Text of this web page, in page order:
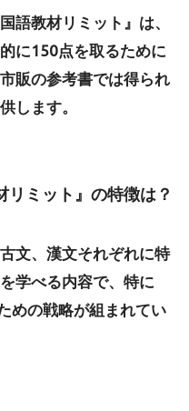
語教材リミット』は、
に150点を取るために
販の参考書では得られ
します。
リミット』の特徴は？
文、漢文それぞれに特
学べる内容で、特に
めの戦略が組まれてい